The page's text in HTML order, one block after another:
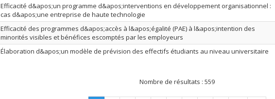
Efficacité d&apos;un programme d&apos;interventions en développement organisationnel :
cas d&apos;une entreprise de haute technologie
Efficacité des programmes d&apos;accès à l&apos;égalité (PAE) à l&apos;intention des
minorités visibles et bénéfices escomptés par les employeurs
Élaboration d&apos;un modèle de prévision des effectifs étudiants au niveau universitaire
Nombre de résultats : 559